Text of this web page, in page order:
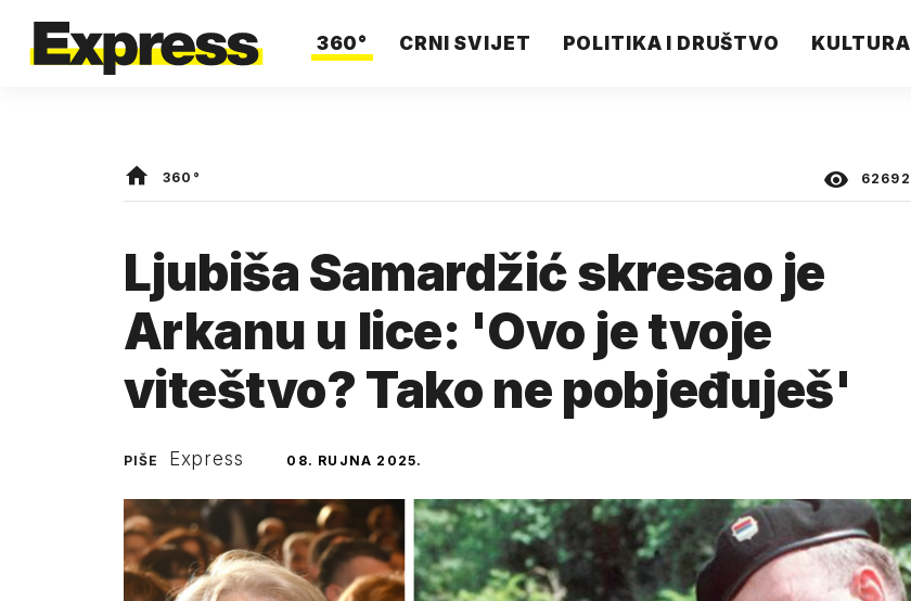
360° CRNI SVIJET POLITIKA I DRUŠTVO KULTURA
360° 62692
Ljubiša Samardžić skresao je
Arkanu u lice: 'Ovo je tvoje
viteštvo? Tako ne pobjeđuješ'
PIŠE Express 08. RUJNA 2025.